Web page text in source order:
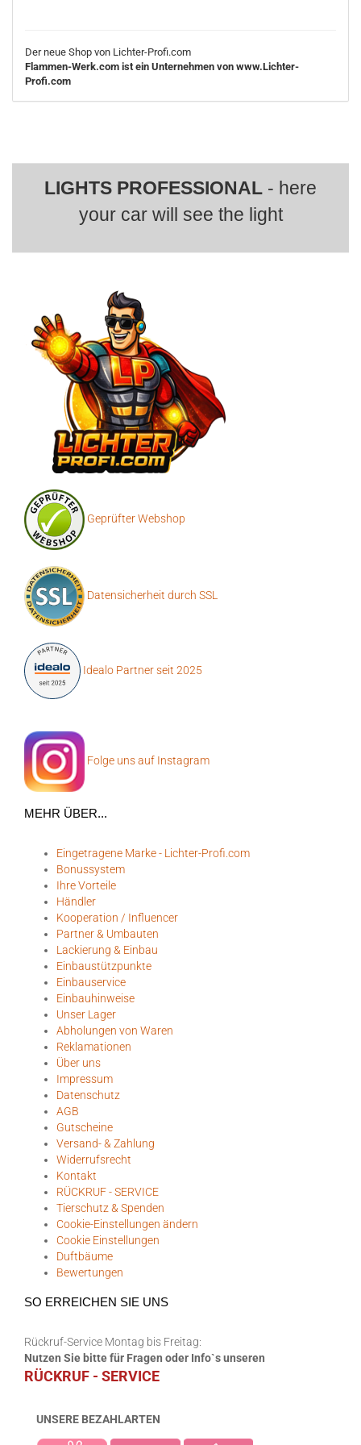
Der neue Shop von Lichter-Profi.com
Flammen-Werk.com ist ein Unternehmen von www.Lichter-
Profi.com
LIGHTS PROFESSIONAL - here
your car will see the light
Geprüfter Webshop
Datensicherheit durch SSL
Idealo Partner seit 2025
Folge uns auf Instagram
MEHR ÜBER...
Eingetragene Marke - Lichter-Profi.com
Bonussystem
Ihre Vorteile
Händler
Kooperation / Influencer
Partner & Umbauten
Lackierung & Einbau
Einbaustützpunkte
Einbauservice
Einbauhinweise
Unser Lager
Abholungen von Waren
Reklamationen
Über uns
Impressum
Datenschutz
AGB
Gutscheine
Versand- & Zahlung
Widerrufsrecht
Kontakt
RÜCKRUF - SERVICE
Tierschutz & Spenden
Cookie-Einstellungen ändern
Cookie Einstellungen
Duftbäume
Bewertungen
SO ERREICHEN SIE UNS
Rückruf-Service Montag bis Freitag:
Nutzen Sie bitte für Fragen oder Info`s unseren
RÜCKRUF - SERVICE
UNSERE BEZAHLARTEN